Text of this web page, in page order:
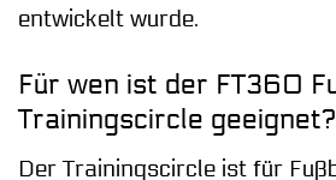
entwickelt wurde.
Für wen ist der FT360
Trainingscircle geeignet?
Der Trainingscircle ist für